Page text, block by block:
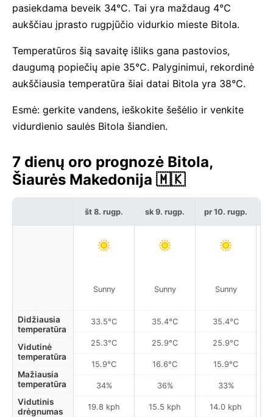
pasiekdama beveik 34°C. Tai yra maždaug 4°C
aukščiau įprasto rugpjūčio vidurkio mieste Bitola.
Temperatūros šią savaitę išliks gana pastovios,
daugumą popiečių apie 35°C. Palyginimui, rekordinė
aukščiausia temperatūra šiai datai Bitola yra 38°C.
Esmė: gerkite vandens, ieškokite šešėlio ir venkite
vidurdienio saulės Bitola šiandien.
7 dienų oro prognozė Bitola,
Šiaurės Makedonija 🇲🇰
Didžiausia
temperatūra
Vidutinė
temperatūra
Mažiausia
temperatūra
Vidutinis
drėgnumas
št 8. rugp.
Sunny
33.5°C
25.3°C
15.9°C
34%
19.8 kph
sk 9. rugp.
Sunny
35.4°C
25.9°C
16.6°C
36%
15.5 kph
pr 10. rugp.
Sunny
35.4°C
25.9°C
15.9°C
33%
14.0 kph